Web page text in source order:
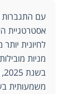
עם התגברות
אסטרטגיית
לחיונית
מניות
משמעותית